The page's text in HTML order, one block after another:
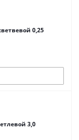
0,25
3,0